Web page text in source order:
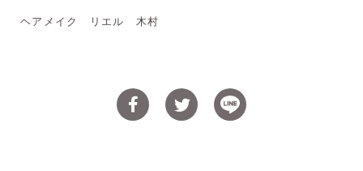
ヘアメイク リエル 木村